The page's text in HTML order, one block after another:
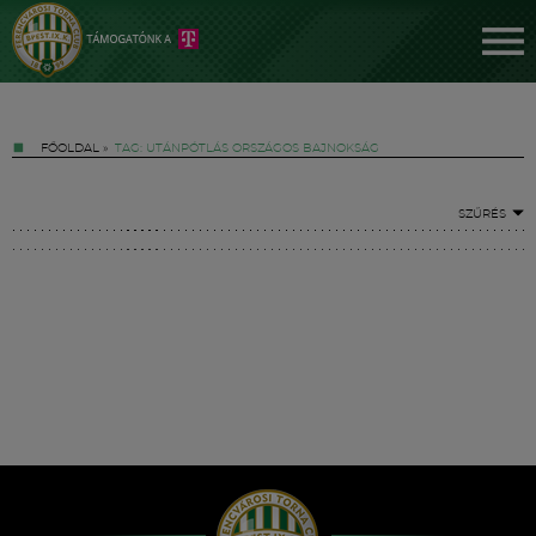
FŐOLDAL » TAG: UTÁNPÓTLÁS ORSZÁGOS BAJNOKSÁG
SZŰRÉS
Hírek